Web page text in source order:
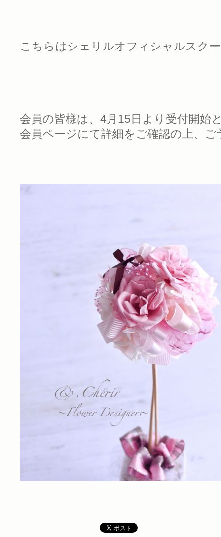
こちらはシェリルオフィシャルスク
会員の皆様は、4月15日より受付開始
会員ページにて詳細をご確認の上、ご